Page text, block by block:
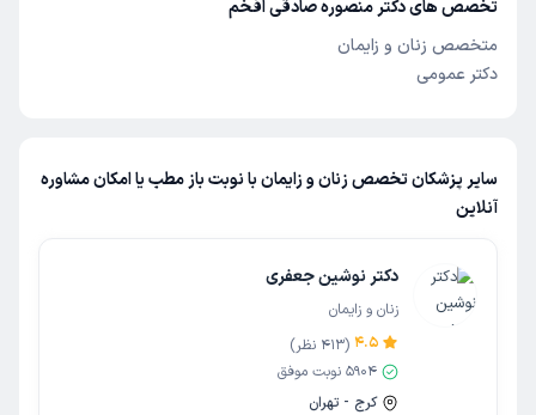
تخصص های دکتر منصوره صادقی افخم
متخصص زنان و زایمان
دکتر عمومی
سایر پزشکان تخصص زنان و زایمان با نوبت باز مطب یا امکان مشاوره
آنلاین
دکتر نوشین جعفری
زنان و زایمان
4.5
(
413 نظر)
5904 نوبت موفق
کرج - تهران